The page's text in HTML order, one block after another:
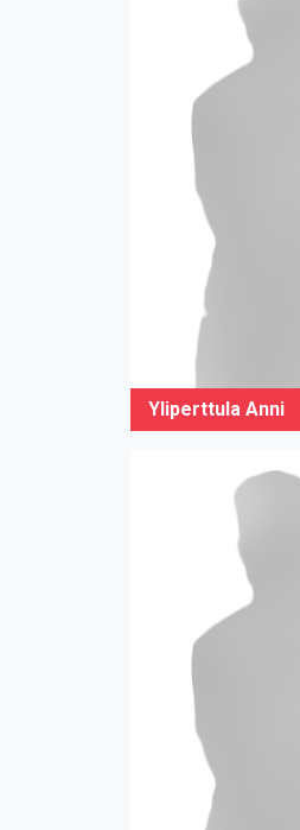
Yliperttula Anni